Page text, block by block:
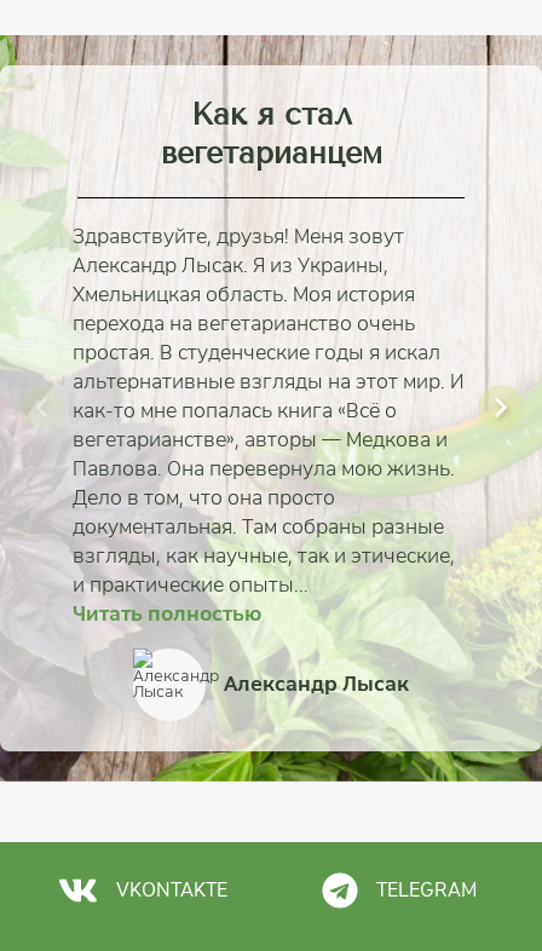
Как я стал
вегетарианцем
Здравствуйте, друзья! Меня зовут
Александр Лысак. Я из Украины,
Хмельницкая область. Моя история
перехода на вегетарианство очень
простая. В студенческие годы я искал
альтернативные взгляды на этот мир. И
как-то мне попалась книга «Всё о
вегетарианстве», авторы — Медкова и
Павлова. Она перевернула мою жизнь.
Дело в том, что она просто
документальная. Там собраны разные
взгляды, как научные, так и этические,
и практические опыты...
Читать полностью
Александр Лысак
Читать полностью
Александр
Читать полностью
Наталья
Читать полностью
Ольга
Читать полностью
Татьяна Еськина-
Читать полностью
Сабина Вирабян
Читать полностью
Мария Казанцева
Читать полностью
Алина Тимонина
VKONTAKTE TELEGRAM